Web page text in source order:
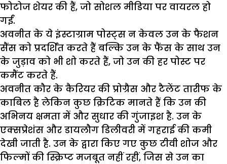
फोटोज शेयर की हैं, जो सोशल मीडिया पर वायरल हो
गईं.
अवनीत के ये इंस्टाग्राम पोस्ट्स न केवल उन के फैशन
सैंस को प्रदर्शित करते हैं बल्कि उन के फैंस के साथ उन
के जुड़ाव को भी शो करते हैं, जो उन की हर पोस्ट पर
कमैंट करते हैं.
अवनीत कौर के कैरियर की प्रोग्रैस और टैलेंट तारीफ के
काबिल है लेकिन कुछ क्रिटिक मानते हैं कि उन की
अभिनय क्षमता में और सुधार की गुंजाइश है. उन के
एक्सप्रेशंस और डायलौग डिलीवरी में गहराई की कमी
देखी जाती है. उन के द्वारा किए गए कुछ टीवी शोज और
फिल्मों की स्क्रिप्ट मजबूत नहीं रहीं, जिस से उन का